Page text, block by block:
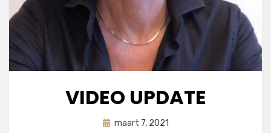
VIDEO UPDATE
doorastrid
Geplaatst
maart 7, 2021